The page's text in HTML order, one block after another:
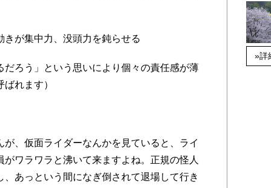
きが集中力、没頭力を鈍らせる
ろう」という思いにより個々の責任感が薄
れます）
、仮面ライダーなんかを見ていると、ライ
ワラワラと沸いて来ますよね。正規の怪人
あっという間になぎ倒されて退場して行き
»詳